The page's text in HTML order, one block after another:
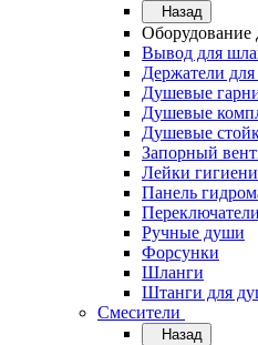
Назад
Оборудование
Вывод для
Держатели
Душевые
Душевые
Душевые
Запорный
Лейки
Панель
Ручные души
Форсунки
Шланги
Штанги для
Смесители
Назад